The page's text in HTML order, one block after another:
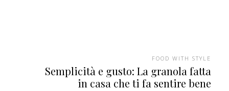
FOOD WITH STYLE
Semplicità e gusto: La granola fatta
in casa che ti fa sentire bene